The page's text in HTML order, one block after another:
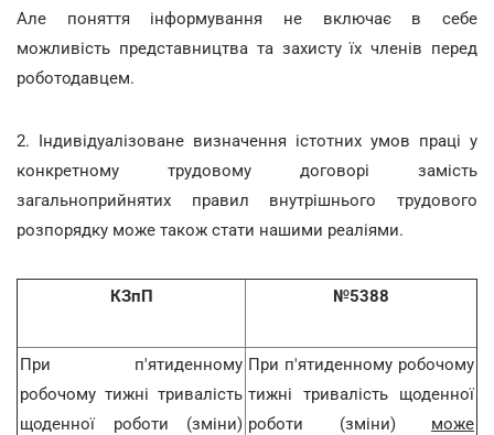
Але поняття інформування не включає в себе
можливість представництва та захисту їх членів перед
роботодавцем.
2. Індивідуалізоване визначення істотних умов праці у
конкретному трудовому договорі замість
загальноприйнятих правил внутрішнього трудового
розпорядку може також стати нашими реаліями.
КЗпП №5388
При п'ятиденному
робочому тижні тривалість
щоденної роботи (зміни)
При п'ятиденному робочому
тижні тривалість щоденної
роботи (зміни) може